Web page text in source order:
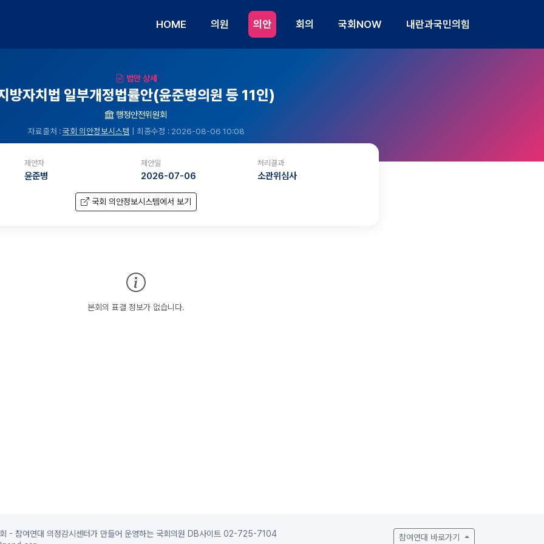
HOME 의원 의안 회의 국회NOW 내란과국민의힘
법안 상세
방자치법 일부개정법률안(윤준병의원 등 11인)
행정안전위원회
자료출처 :국회 의안정보시스템 | 최종수정 : 2026-08-06 10:08
제안자
윤준병
제안일
2026-07-06
처리결과
소관위심사
국회 의안정보시스템에서 보기
본회의 표결 정보가 없습니다.
- 참여연대 의정감시센터가 만들어 운영하는 국회의원 DB사이트 02-725-7104
참여연대 바로가기